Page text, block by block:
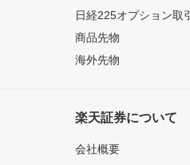
日経225オプション取引
商品先物
海外先物
楽天証券について
会社概要